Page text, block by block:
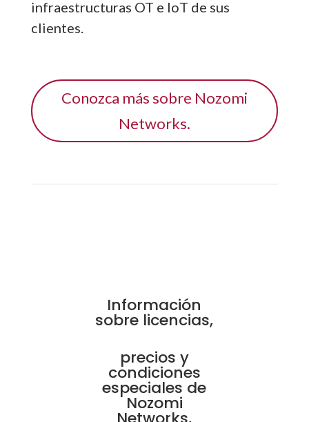
infraestructuras OT e IoT de sus
clientes.
Conozca más sobre Nozomi
Networks.
Información
sobre licencias,
precios y
condiciones
especiales de
Nozomi